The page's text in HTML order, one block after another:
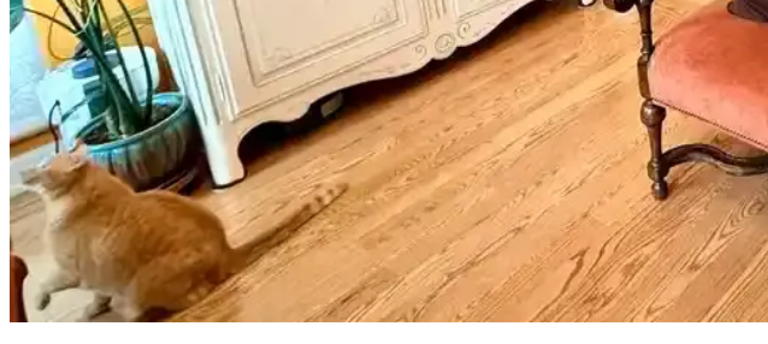
Yıpranmış banyolarda slate zemin ve vintage detaylarla uyumlu boya seçimi, sakin tonlar ve
Cadence Mermer Efekti Gümüş: Dekorasyonda Yeni Trend ve Bilgi Eksikliği
Cadence mermer efekti gümüş ifadesi dekorasyonda yeni bir trend olarak öne çıkıyor ancak
Viscotex Hard Serenity ve Lif Kılıflı Hava Kanallı Visco Yastık
İki visco yastık modeli, boyut, sertlik ve kullanıcı geri bildirimleriyle detaylı karşılaştırıldı. Hard
Boho Maksimalist Oturma Odası Tasarımında Bitkiler ve Renklerin Rolü
Boho maksimalist oturma odasında turuncu duvarlar, kültürel maskeler, canlı bitkiler ve doğru